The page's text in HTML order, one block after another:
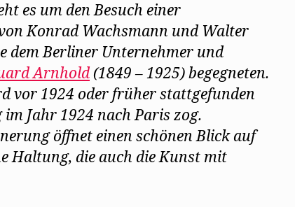
es um den Besuch einer
Konrad Wachsmann und Walter
dem Berliner Unternehmer und
Arnhold(1849 – 1925) begegneten.
vor 1924 oder früher stattgefunden
Jahr 1924 nach Paris zog.
öffnet einen schönen Blick auf
Haltung, die auch die Kunst mit